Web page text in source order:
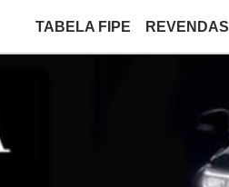
TABELA FIPE REVENDAS